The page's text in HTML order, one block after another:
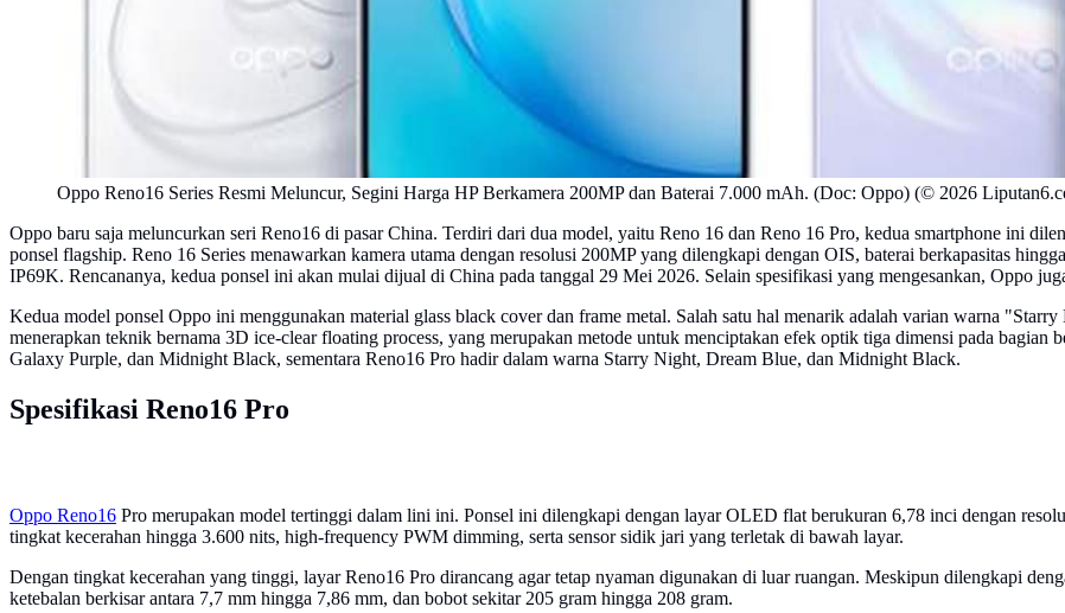
Oppo Reno16 Series Resmi Meluncur, Segini Harga HP Berkamera 200MP dan Baterai 7.000 mAh. (Doc: Oppo) (© 2026
Oppo baru saja meluncurkan seri Reno16 di pasar China. Terdiri dari dua model, yaitu Reno 16 dan Reno 16 Pro, kedua smartphone ini
ponsel flagship. Reno 16 Series menawarkan kamera utama dengan resolusi 200MP yang dilengkapi dengan OIS, baterai berkapasitas
IP69K. Rencananya, kedua ponsel ini akan mulai dijual di China pada tanggal 29 Mei 2026. Selain spesifikasi yang mengesankan, Oppo
Kedua model ponsel Oppo ini menggunakan material glass black cover dan frame metal. Salah satu hal menarik adalah varian warna
menerapkan teknik bernama 3D ice-clear floating process, yang merupakan metode untuk menciptakan efek optik tiga dimensi pada
Galaxy Purple, dan Midnight Black, sementara Reno16 Pro hadir dalam warna Starry Night, Dream Blue, dan Midnight Black.
Spesifikasi Reno16 Pro
Oppo Reno16 Pro merupakan model tertinggi dalam lini ini. Ponsel ini dilengkapi dengan layar OLED flat berukuran 6,78 inci dengan
tingkat kecerahan hingga 3.600 nits, high-frequency PWM dimming, serta sensor sidik jari yang terletak di bawah layar.
Dengan tingkat kecerahan yang tinggi, layar Reno16 Pro dirancang agar tetap nyaman digunakan di luar ruangan. Meskipun dilengkapi
ketebalan berkisar antara 7,7 mm hingga 7,86 mm, dan bobot sekitar 205 gram hingga 208 gram.